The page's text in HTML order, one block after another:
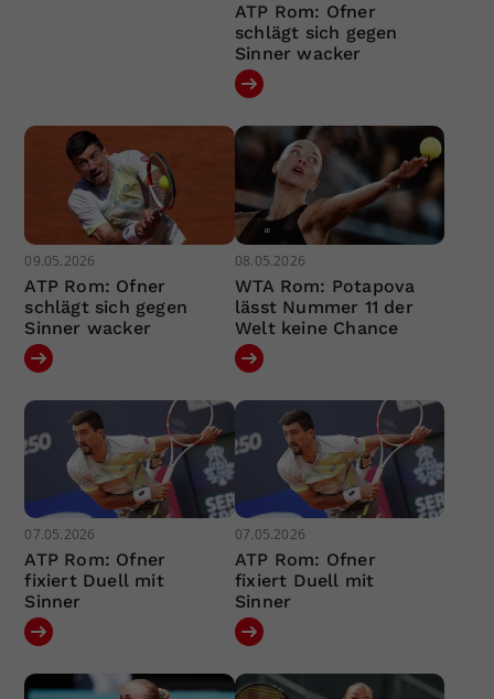
ATP Rom: Ofner
schlägt sich gegen
Sinner wacker
09.05.2026
ATP Rom: Ofner
schlägt sich gegen
Sinner wacker
08.05.2026
WTA Rom: Potapova
lässt Nummer 11 der
Welt keine Chance
07.05.2026
ATP Rom: Ofner
fixiert Duell mit
Sinner
07.05.2026
ATP Rom: Ofner
fixiert Duell mit
Sinner